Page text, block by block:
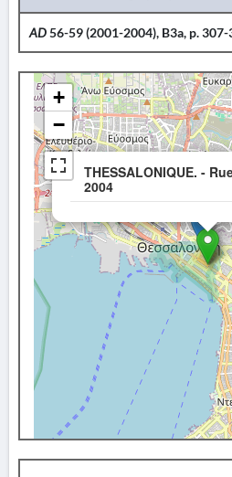
AD56-59 (2001-2004), B3a, p. 307-
THESSALONIQUE. -
2004
+
−